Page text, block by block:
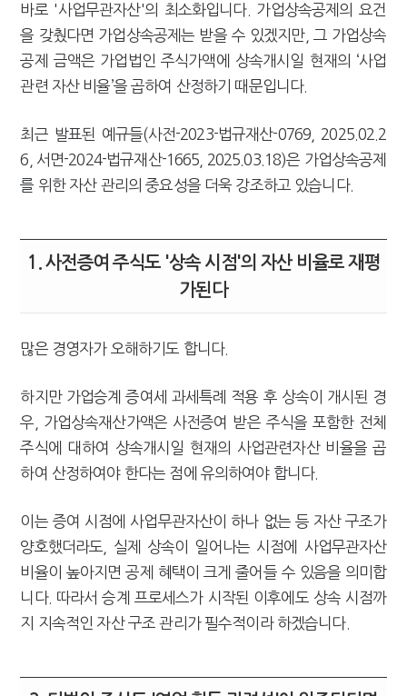
바로 '사업무관자산'의 최소화입니다. 가업상속공제의 요건
을 갖췄다면 가업상속공제는 받을 수 있겠지만, 그 가업상속
공제 금액은 가업법인 주식가액에 상속개시일 현재의 ‘사업
관련 자산 비율’을 곱하여 산정하기 때문입니다.
최근 발표된 예규들(사전-2023-법규재산-0769, 2025.02.2
6, 서면-2024-법규재산-1665, 2025.03.18)은 가업상속공제
를 위한 자산 관리의 중요성을 더욱 강조하고 있습니다.
1. 사전증여 주식도 '상속 시점'의 자산 비율로 재평
가된다
많은 경영자가 오해하기도 합니다.
하지만 가업승계 증여세 과세특례 적용 후 상속이 개시된 경
우, 가업상속재산가액은 사전증여 받은 주식을 포함한 전체
주식에 대하여 상속개시일 현재의 사업관련자산 비율을 곱
하여 산정하여야 한다는 점에 유의하여야 합니다.
이는 증여 시점에 사업무관자산이 하나 없는 등 자산 구조가
양호했더라도, 실제 상속이 일어나는 시점에 사업무관자산
비율이 높아지면 공제 혜택이 크게 줄어들 수 있음을 의미합
니다. 따라서 승계 프로세스가 시작된 이후에도 상속 시점까
지 지속적인 자산 구조 관리가 필수적이라 하겠습니다.